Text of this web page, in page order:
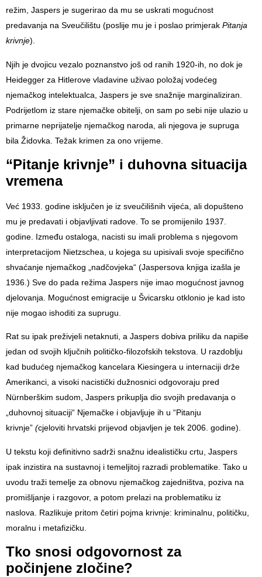
režim, Jaspers je sugerirao da mu se uskrati mogućnost
predavanja na Sveučilištu (poslije mu je i poslao primjerak Pitanja
krivnje).
Njih je dvojicu vezalo poznanstvo još od ranih 1920-ih, no dok je
Heidegger za Hitlerove vladavine uživao položaj vodećeg
njemačkog intelektualca, Jaspers je sve snažnije marginaliziran.
Podrijetlom iz stare njemačke obitelji, on sam po sebi nije ulazio u
primarne neprijatelje njemačkog naroda, ali njegova je supruga
bila Židovka. Težak krimen za ono vrijeme.
“Pitanje krivnje” i duhovna situacija
vremena
Već 1933. godine isključen je iz sveučilišnih vijeća, ali dopušteno
mu je predavati i objavljivati radove. To se promijenilo 1937.
godine. Između ostaloga, nacisti su imali problema s njegovom
interpretacijom Nietzschea, u kojega su upisivali svoje specifično
shvaćanje njemačkog „nadčovjeka“ (Jaspersova knjiga izašla je
1936.) Sve do pada režima Jaspers nije imao mogućnost javnog
djelovanja. Mogućnost emigracije u Švicarsku otklonio je kad isto
nije mogao ishoditi za suprugu.
Rat su ipak preživjeli netaknuti, a Jaspers dobiva priliku da napiše
jedan od svojih ključnih političko-filozofskih tekstova. U razdoblju
kad budućeg njemačkog kancelara Kiesingera u internaciji drže
Amerikanci, a visoki nacistički dužnosnici odgovoraju pred
Nürnberškim sudom, Jaspers prikuplja dio svojih predavanja o
„duhovnoj situaciji“ Njemačke i objavljuje ih u “Pitanju
krivnje” (cjeloviti hrvatski prijevod objavljen je tek 2006. godine).
U tekstu koji definitivno sadrži snažnu idealističku crtu, Jaspers
ipak inzistira na sustavnoj i temeljitoj razradi problematike. Tako u
uvodu traži temelje za obnovu njemačkog zajedništva, poziva na
promišljanje i razgovor, a potom prelazi na problematiku iz
naslova. Razlikuje pritom četiri pojma krivnje: kriminalnu, političku,
moralnu i metafizičku.
Tko snosi odgovornost za
počinjene zločine?